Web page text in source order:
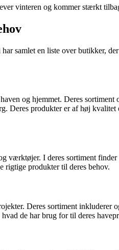
vinteren og kommer stærkt
samlet en liste over butikker,
og hjemmet. Deres
produkter er af høj
I deres sortiment
rigtige produkter til deres behov.
Deres sortiment inkluderer
de har brug for til deres